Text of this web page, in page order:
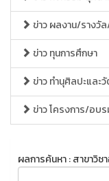
ข่าว ผลงาน/รางวั
ข่าว ทุนการศึกษา
ข่าว ทำนุศิลปะและ
ข่าว โครงการ/อบ
ผลการค้นหา : สาขาวิ